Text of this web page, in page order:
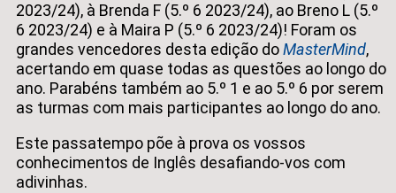
2023/24), à Brenda F (5.º 6 2023/24), ao Breno L (5.º
6 2023/24) e à Maira P (5.º 6 2023/24)! Foram os
grandes vencedores desta edição doMasterMind,
acertando em quase todas as questões ao longo do
ano. Parabéns também ao 5.º 1 e ao 5.º 6 por serem
as turmas com mais participantes ao longo do ano.
Este passatempo põe à prova os vossos
conhecimentos de Inglês desafiando-vos com
adivinhas.